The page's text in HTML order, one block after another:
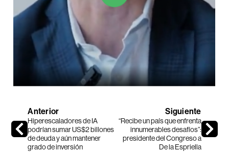
Anterior
Hiperescaladores de IA
podrían sumar US$2 billones
de deuda y aún mantener
grado de inversión
Siguiente
“Recibe un país que enfrenta
innumerables desafíos”:
presidente del Congreso a
De la Espriella